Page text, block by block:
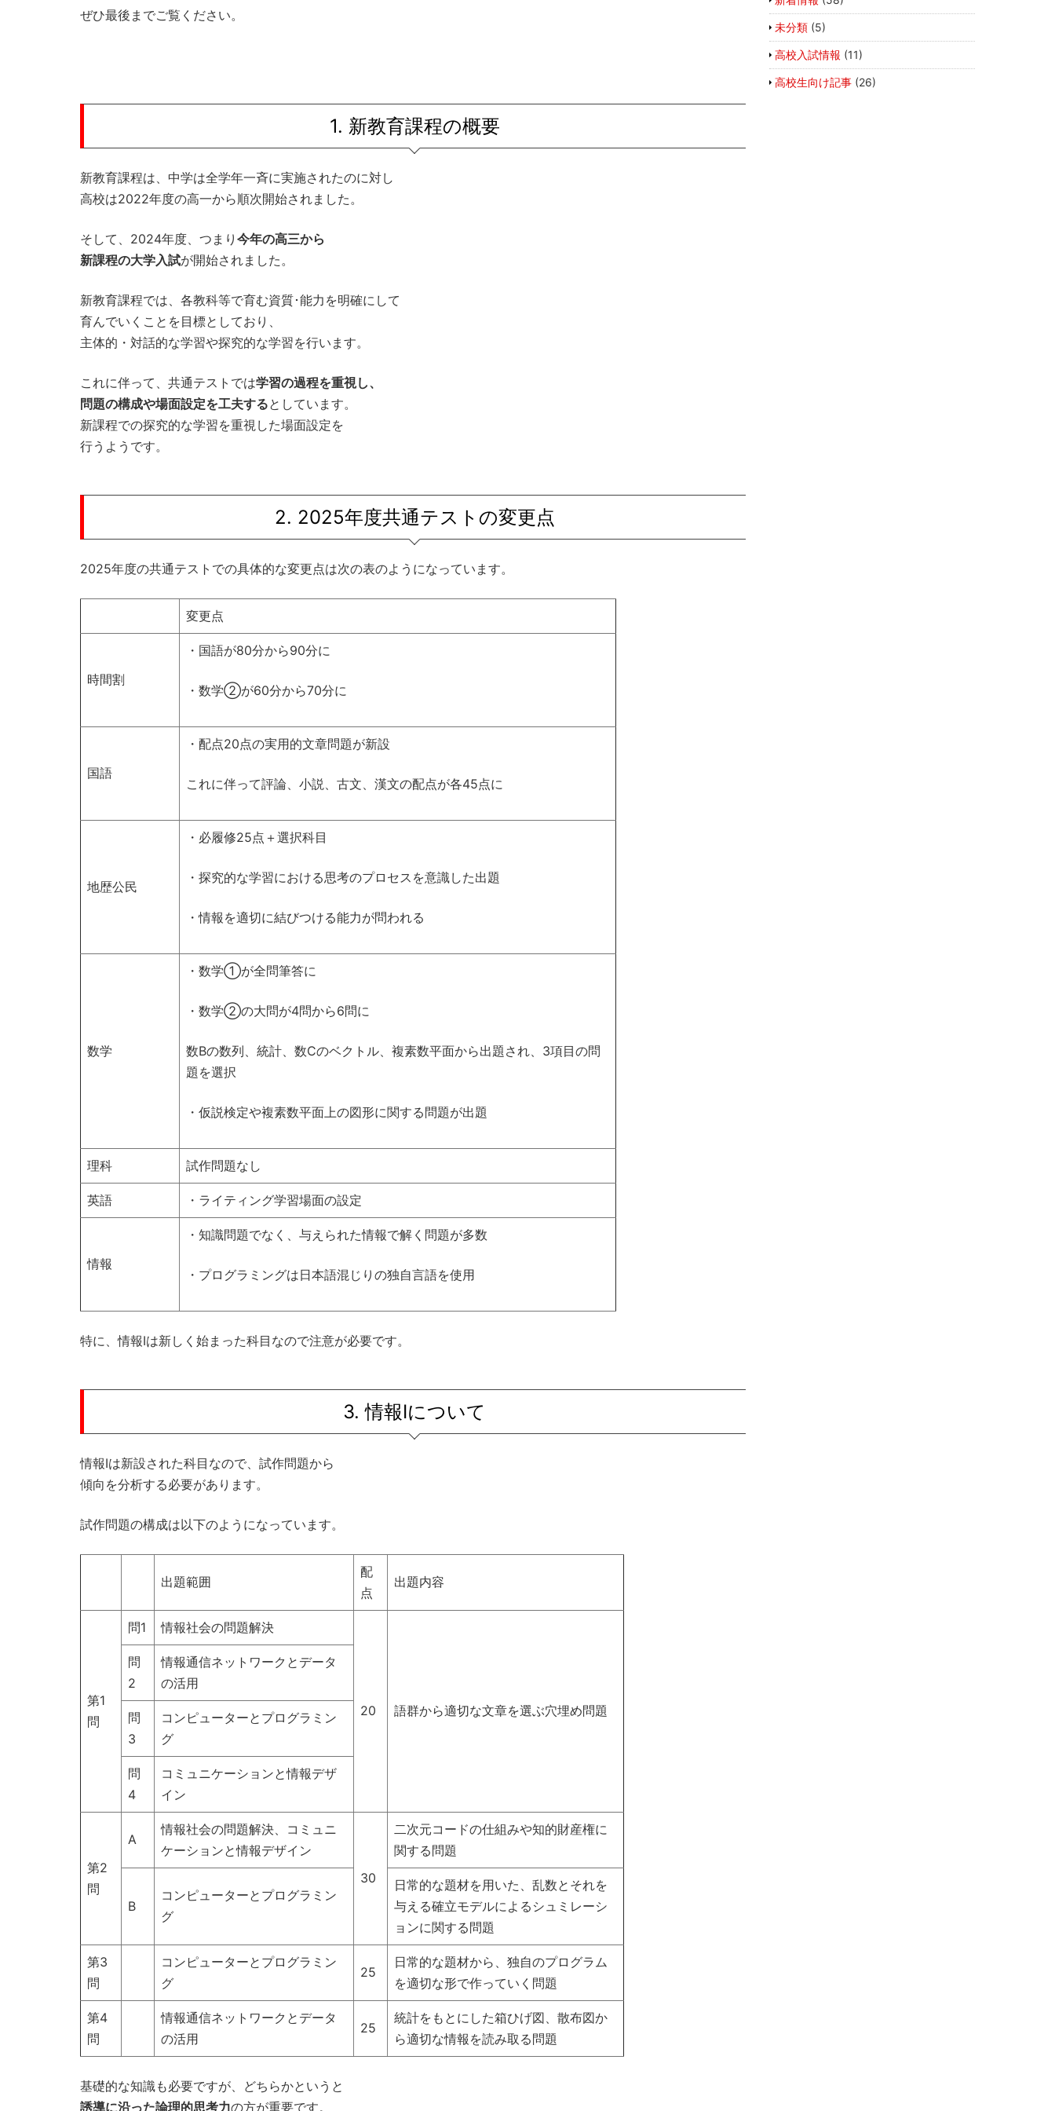
ぜひ最後までご覧ください。
1. 新教育課程の概要
新教育課程は、中学は全学年一斉に実施されたのに対し
高校は2022年度の高一から順次開始されました。
そして、2024年度、つまり 今年の高三から
新課程の大学入試が開始されました。
新教育課程では、各教科等で育む資質･能力を明確にして
育んでいくことを目標としており、
主体的・対話的な学習や探究的な学習を行います。
これに伴って、共通テストでは学習の過程を重視し、
問題の構成や場面設定を工夫するとしています。
新課程での探究的な学習を重視した場面設定を
行うようです。
2. 2025年度共通テストの変更点
2025年度の共通テストでの具体的な変更点は次の表のようになっています。
変更点
時間割
・国語が80分から90分に
・数学②が60分から70分に
国語
・配点20点の実用的文章問題が新設
これに伴って評論、小説、古文、漢文の配点が各45点に
地歴公民
・必履修25点＋選択科目
・探究的な学習における思考のプロセスを意識した出題
・情報を適切に結びつける能力が問われる
数学
・数学①が全問筆答に
・数学②の大問が4問から6問に
数Bの数列、統計、数Cのベクトル、複素数平面から出題され、3項目の問
題を選択
・仮説検定や複素数平面上の図形に関する問題が出題
理科 試作問題なし
英語 ・ライティング学習場面の設定
情報
・知識問題でなく、与えられた情報で解く問題が多数
・プログラミングは日本語混じりの独自言語を使用
特に、情報Ⅰは新しく始まった科目なので注意が必要です。
3. 情報Ⅰについて
情報Ⅰは新設された科目なので、試作問題から
傾向を分析する必要があります。
試作問題の構成は以下のようになっています。
出題範囲
配
点
出題内容
第1
問
問1 情報社会の問題解決
20 語群から適切な文章を選ぶ穴埋め問題
問
2
情報通信ネットワークとデータ
の活用
問
3
コンピューターとプログラミン
グ
問
4
コミュニケーションと情報デザ
イン
第2
問
A
情報社会の問題解決、コミュニ
ケーションと情報デザイン
30
二次元コードの仕組みや知的財産権に
関する問題
B
コンピューターとプログラミン
グ
日常的な題材を用いた、乱数とそれを
与える確立モデルによるシュミレーシ
ョンに関する問題
第3
問
コンピューターとプログラミン
グ
25
日常的な題材から、独自のプログラム
を適切な形で作っていく問題
第4
問
情報通信ネットワークとデータ
の活用
25
統計をもとにした箱ひげ図、散布図か
ら適切な情報を読み取る問題
基礎的な知識も必要ですが、どちらかというと
誘導に沿った論理的思考力の方が重要です。
未分類(5)
高校入試情報 (11)
高校生向け記事(26)